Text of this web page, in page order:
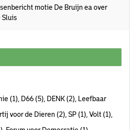
motie De Bruijn ea over
Sluis
(1), D66 (5), DENK (2), Leefbaar
voor de Dieren (2), SP (1), Volt (1),